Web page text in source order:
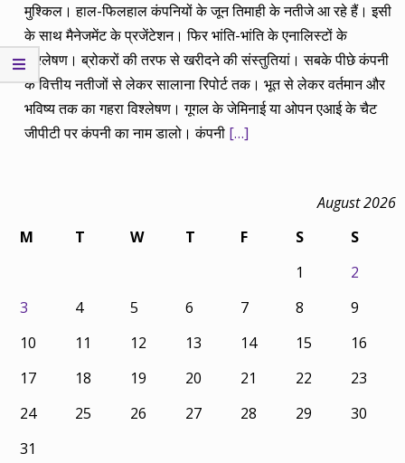
मुश्किल। हाल-फिलहाल कंपनियों के जून तिमाही के नतीजे आ रहे हैं। इसी
के साथ मैनेजमेंट के प्रजेंटेशन। फिर भांति-भांति के एनालिस्टों के
विश्लेषण। ब्रोकरों की तरफ से खरीदने की संस्तुतियां। सबके पीछे कंपनी
के वित्तीय नतीजों से लेकर सालाना रिपोर्ट तक। भूत से लेकर वर्तमान और
भविष्य तक का गहरा विश्लेषण। गूगल के जेमिनाई या ओपन एआई के चैट
जीपीटी पर कंपनी का नाम डालो। कंपनी […]
August 2026
M
T W T F S
S
1
2
3
4 5 6 7 8
9
10
11 12 13 14 15
16
17
18 19 20 21 22
23
24
25 26 27 28 29
30
31